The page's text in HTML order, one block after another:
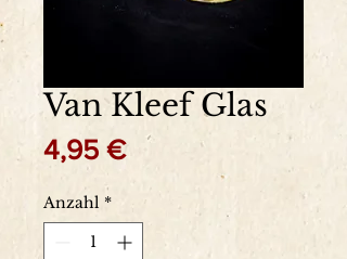
Van Kleef Glas
4,95 €Preis
Anzahl *